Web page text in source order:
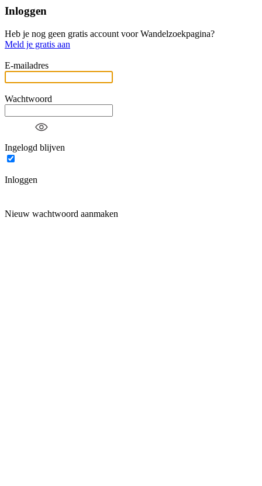
Inloggen
Heb je nog geen gratis account voor Wandelzoekpagina?
Meld je gratis aan
E-mailadres
Wachtwoord
Ingelogd blijven
Inloggen
Nieuw wachtwoord aanmaken